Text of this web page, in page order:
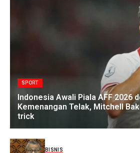
SPORT
Indonesia Awali Piala AFF 2026
Kemenangan Telak, Mitchell
trick
BISNIS